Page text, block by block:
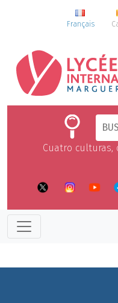
Français
Cuatro